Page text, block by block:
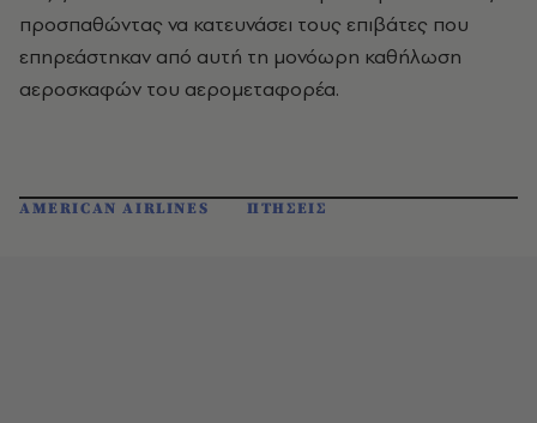
προσπαθώντας να κατευνάσει τους επιβάτες που
επηρεάστηκαν από αυτή τη μονόωρη καθήλωση
αεροσκαφών του αερομεταφορέα.
AMERICAN AIRLINES ΠΤΗΣΕΙΣ